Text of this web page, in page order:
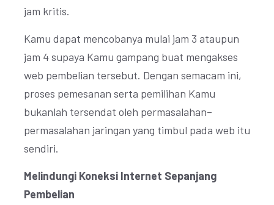
jam kritis.
Kamu dapat mencobanya mulai jam 3 ataupun
jam 4 supaya Kamu gampang buat mengakses
web pembelian tersebut. Dengan semacam ini,
proses pemesanan serta pemilihan Kamu
bukanlah tersendat oleh permasalahan–
permasalahan jaringan yang timbul pada web itu
sendiri.
Melindungi Koneksi Internet Sepanjang
Pembelian